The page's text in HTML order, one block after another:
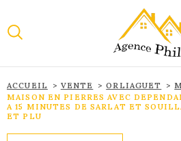
la
au
menu
au
contenu
ACCUEIL VENTE ORLIAGUET
MAISON EN PIERRES AVEC
A 15 MINUTES DE SARLAT ET
ET PLU